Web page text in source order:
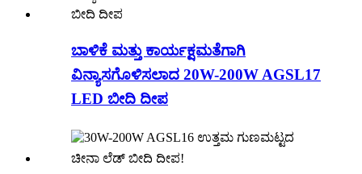
ಬಾಳಿಕೆ ಮತ್ತು ಕಾರ್ಯಕ್ಷಮತೆಗಾಗಿ
ವಿನ್ಯಾಸಗೊಳಿಸಲಾದ 20W-200W AGSL17
LED ಬೀದಿ ದೀಪ